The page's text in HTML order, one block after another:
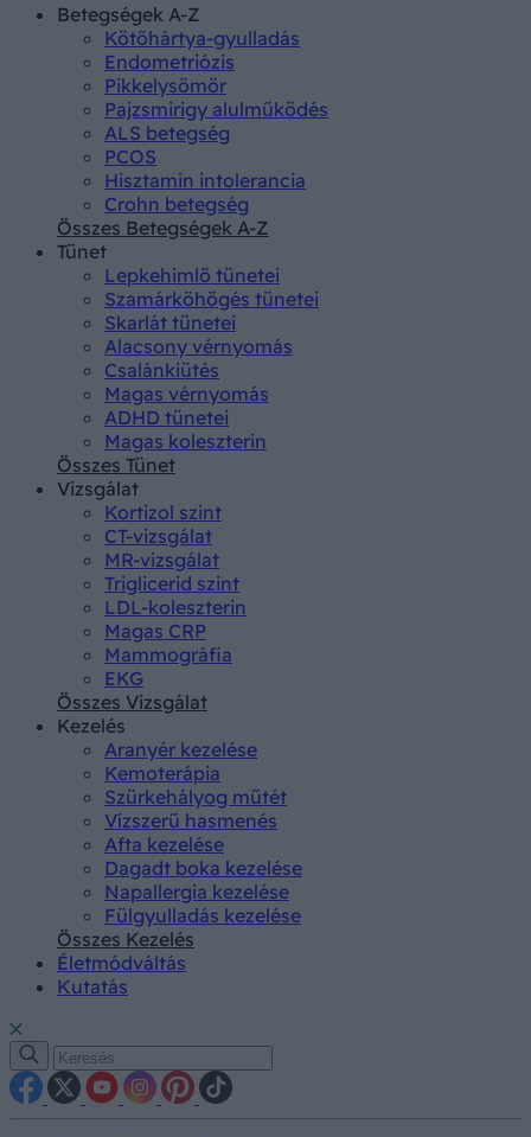
Betegségek A-Z
Kötőhártya-gyulladás
Endometriózis
Pikkelysömör
Pajzsmirigy alulműködés
ALS betegség
PCOS
Hisztamin intolerancia
Crohn betegség
Összes Betegségek A-Z
Tünet
Lepkehimlő tünetei
Szamárköhögés tünetei
Skarlát tünetei
Alacsony vérnyomás
Csalánkiütés
Magas vérnyomás
ADHD tünetei
Magas koleszterin
Összes Tünet
Vizsgálat
Kortizol szint
CT-vizsgálat
MR-vizsgálat
Triglicerid szint
LDL-koleszterin
Magas CRP
Mammográfia
EKG
Összes Vizsgálat
Kezelés
Aranyér kezelése
Kemoterápia
Szürkehályog műtét
Vízszerű hasmenés
Afta kezelése
Dagadt boka kezelése
Napallergia kezelése
Fülgyulladás kezelése
Összes Kezelés
Életmódváltás
Kutatás